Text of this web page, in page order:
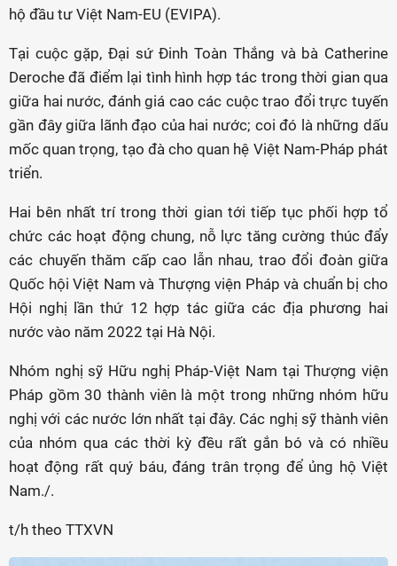
hộ đầu tư Việt Nam-EU (EVIPA).
Tại cuộc gặp, Đại sứ Đinh Toàn Thắng và bà Catherine
Deroche đã điểm lại tình hình hợp tác trong thời gian qua
giữa hai nước, đánh giá cao các cuộc trao đổi trực tuyến
gần đây giữa lãnh đạo của hai nước; coi đó là những dấu
mốc quan trọng, tạo đà cho quan hệ Việt Nam-Pháp phát
triển.
Hai bên nhất trí trong thời gian tới tiếp tục phối hợp tổ
chức các hoạt động chung, nỗ lực tăng cường thúc đẩy
các chuyến thăm cấp cao lẫn nhau, trao đổi đoàn giữa
Quốc hội Việt Nam và Thượng viện Pháp và chuẩn bị cho
Hội nghị lần thứ 12 hợp tác giữa các địa phương hai
nước vào năm 2022 tại Hà Nội.
Nhóm nghị sỹ Hữu nghị Pháp-Việt Nam tại Thượng viện
Pháp gồm 30 thành viên là một trong những nhóm hữu
nghị với các nước lớn nhất tại đây. Các nghị sỹ thành viên
của nhóm qua các thời kỳ đều rất gắn bó và có nhiều
hoạt động rất quý báu, đáng trân trọng để ủng hộ Việt
Nam./.
t/h theo TTXVN